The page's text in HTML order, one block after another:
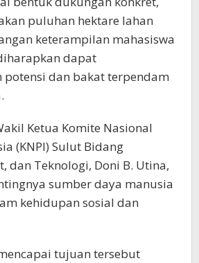
puluhan hektare lahan
keterampilan mahasiswa
dapat
potensi dan bakat terpendam
Ketua Komite Nasional
(KNPI) Sulut Bidang
dan Teknologi, Doni B. Utina,
sumber daya manusia
kehidupan sosial dan
tujuan tersebut